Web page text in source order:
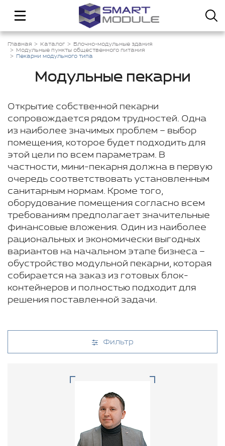
Главная Каталог
Блочно-модульные здания
Модульные пункты общественного питания
Пекарни модульного типа
Модульные пекарни
Открытие собственной пекарни
сопровождается рядом трудностей. Одна
из наиболее значимых проблем – выбор
помещения, которое будет подходить для
этой цели по всем параметрам. В
частности, мини-пекарня должна в первую
очередь соответствовать установленным
санитарным нормам. Кроме того,
оборудование помещения согласно всем
требованиям предполагает значительные
финансовые вложения. Один из наиболее
рациональных и экономически выгодных
вариантов на начальном этапе бизнеса –
обустройство модульной пекарни, которая
собирается на заказ из готовых блок-
контейнеров и полностью подходит для
решения поставленной задачи.
Фильтр